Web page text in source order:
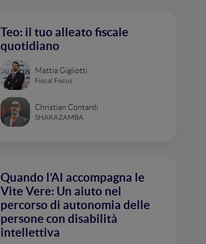
Teo: il tuo alleato fiscale
quotidiano
Mattia Gigliotti
Fiscal Focus
Christian Contardi
SHAKAZAMBA
Quando l’AI accompagna le
Vite Vere: Un aiuto nel
percorso di autonomia delle
persone con disabilità
intellettiva